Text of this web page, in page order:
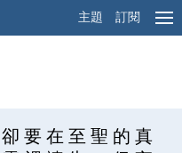
主題 訂閱
要 在 至 聖 的 真